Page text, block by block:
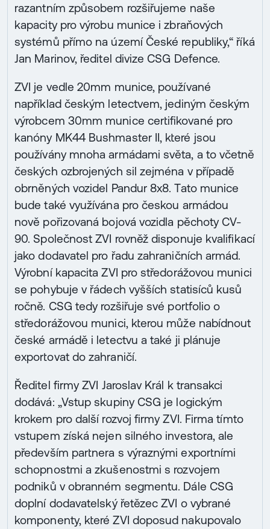
razantním způsobem rozšiřujeme naše
kapacity pro výrobu munice i zbraňových
systémů přímo na území České republiky,“ říká
Jan Marinov, ředitel divize CSG Defence.
ZVI je vedle 20mm munice, používané
například českým letectvem, jediným českým
výrobcem 30mm munice certifikované pro
kanóny MK44 Bushmaster II, které jsou
používány mnoha armádami světa, a to včetně
českých ozbrojených sil zejména v případě
obrněných vozidel Pandur 8x8. Tato munice
bude také využívána pro českou armádou
nově pořizovaná bojová vozidla pěchoty CV-
90. Společnost ZVI rovněž disponuje kvalifikací
jako dodavatel pro řadu zahraničních armád.
Výrobní kapacita ZVI pro středorážovou munici
se pohybuje v řádech vyšších statisíců kusů
ročně. CSG tedy rozšiřuje své portfolio o
středorážovou munici, kterou může nabídnout
české armádě i letectvu a také ji plánuje
exportovat do zahraničí.
Ředitel firmy ZVI Jaroslav Král k transakci
dodává: „Vstup skupiny CSG je logickým
krokem pro další rozvoj firmy ZVI. Firma tímto
vstupem získá nejen silného investora, ale
především partnera s výraznými exportními
schopnostmi a zkušenostmi s rozvojem
podniků v obranném segmentu. Dále CSG
doplní dodavatelský řetězec ZVI o vybrané
komponenty, které ZVI doposud nakupovalo